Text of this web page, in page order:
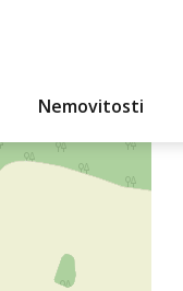
Nemovitosti